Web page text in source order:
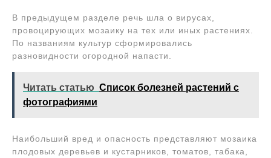
В предыдущем разделе речь шла о вирусах,
провоцирующих мозаику на тех или иных растениях.
По названиям культур сформировались
разновидности огородной напасти.
Читать статью Список болезней растений с
фотографиями
Наибольший вред и опасность представляют мозаика
плодовых деревьев и кустарников, томатов, табака,